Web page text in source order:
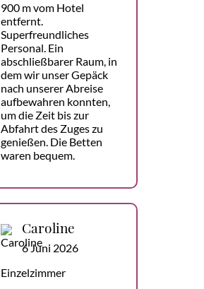
900 m vom Hotel
entfernt.
Superfreundliches
Personal. Ein
abschließbarer Raum, in
dem wir unser Gepäck
nach unserer Abreise
aufbewahren konnten,
um die Zeit bis zur
Abfahrt des Zuges zu
genießen. Die Betten
waren bequem.
Caroline
6 Juni 2026
Einzelzimmer